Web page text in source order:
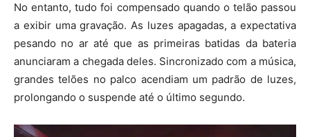
No entanto, tudo foi compensado quando o telão passou
a exibir uma gravação. As luzes apagadas, a expectativa
pesando no ar até que as primeiras batidas da bateria
anunciaram a chegada deles. Sincronizado com a música,
grandes telões no palco acendiam um padrão de luzes,
prolongando o suspende até o último segundo.